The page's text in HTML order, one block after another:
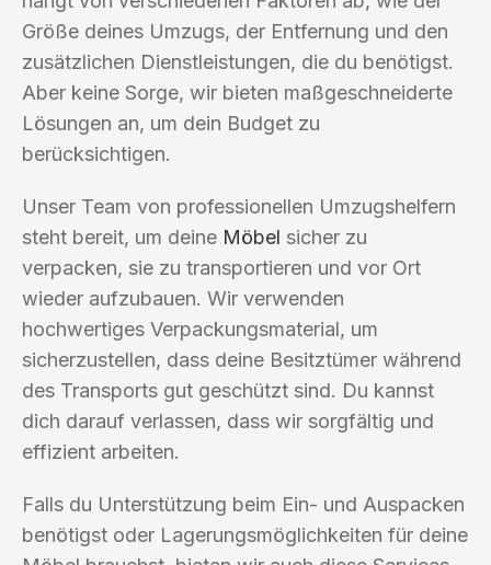
Größe deines Umzugs, der Entfernung und den
zusätzlichen Dienstleistungen, die du benötigst.
Aber keine Sorge, wir bieten maßgeschneiderte
Lösungen an, um dein Budget zu
berücksichtigen.
Unser Team von professionellen Umzugshelfern
steht bereit, um deine Möbel sicher zu
verpacken, sie zu transportieren und vor Ort
wieder aufzubauen. Wir verwenden
hochwertiges Verpackungsmaterial, um
sicherzustellen, dass deine Besitztümer während
des Transports gut geschützt sind. Du kannst
dich darauf verlassen, dass wir sorgfältig und
effizient arbeiten.
Falls du Unterstützung beim Ein- und Auspacken
benötigst oder Lagerungsmöglichkeiten für deine